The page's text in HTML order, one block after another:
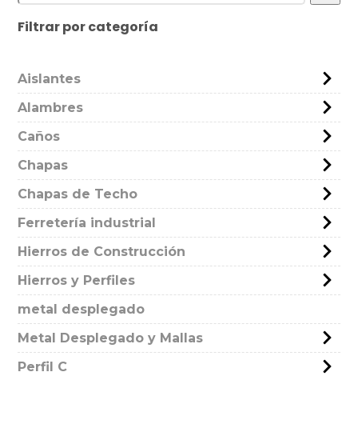
Filtrar por categoría
Aislantes
Alambres
Caños
Chapas
Chapas de Techo
Ferretería industrial
Hierros de Construcción
Hierros y Perfiles
metal desplegado
Metal Desplegado y Mallas
Perfil C